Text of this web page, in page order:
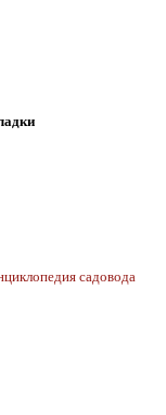
садовода